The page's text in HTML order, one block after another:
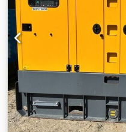
asesorarle!